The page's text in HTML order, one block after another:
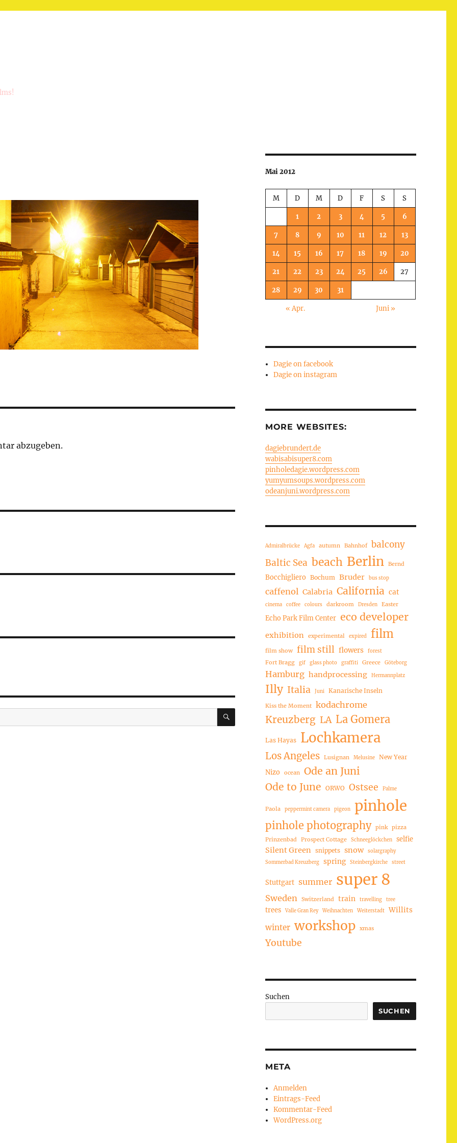
abzugeben.
SUCHEN
Mai 2012
M D M D F S S
1 2 3 4 5 6
7 8 9 10 11 12 13
14 15 16 17 18 19 20
21 22 23 24 25 26 27
28 29 30 31
« Apr. Juni »
Dagie on facebook
Dagie on instagram
MORE WEBSITES:
dagiebrundert.de
wabisabisuper8.com
pinholedagie.wordpress.com
yumyumsoups.wordpress.com
odeanjuni.wordpress.com
Admiralbrücke Agfa autumn Bahnhof balcony
Baltic Sea beach Berlin Bernd
Bocchigliero Bochum Bruder bus stop
caffenol Calabria California cat
cinema coffee colours darkroom Dresden Easter
Echo Park Film Center eco developer
exhibition experimental expired film
film show film still flowers forest
Fort Bragg gif glass photo graffiti Greece Göteborg
Hamburg handprocessing Hermannplatz
Illy Italia Juni Kanarische Inseln
Kiss the Moment kodachrome
Kreuzberg LA La Gomera
Las Hayas Lochkamera
Los Angeles Lusignan Melusine New Year
Nizo ocean
Ode an Juni
Ode to June ORWO Ostsee Palme
Paola peppermint camera pigeon pinhole
pinhole photography pink pizza
Prinzenbad
Prospect Cottage Schneeglöckchen selfie
Silent Green snippets snow
solargraphy
Sommerbad Kreuzberg
spring Steinbergkirche street
Stuttgart summer super 8
Sweden Switzerland train travelling tree
trees Valle Gran Rey Weihnachten Weiterstadt Willits
winter workshop xmas
Youtube
Suchen
SUCHEN
META
Anmelden
Eintrags-Feed
Kommentar-Feed
WordPress.org